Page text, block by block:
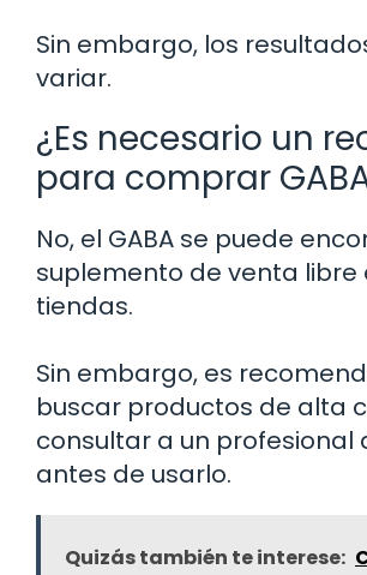
Sin embargo, los
variar.
¿Es necesario un
para comprar
No, el GABA se puede
suplemento de venta libre
tiendas.
Sin embargo, es
buscar productos de alta
consultar a un profesional
antes de usarlo.
Quizás también te interese: